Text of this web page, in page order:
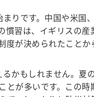
りです。中国や米国
慣習は、イギリスの
が決められたことか
かもしれません。夏
とが多いです。この